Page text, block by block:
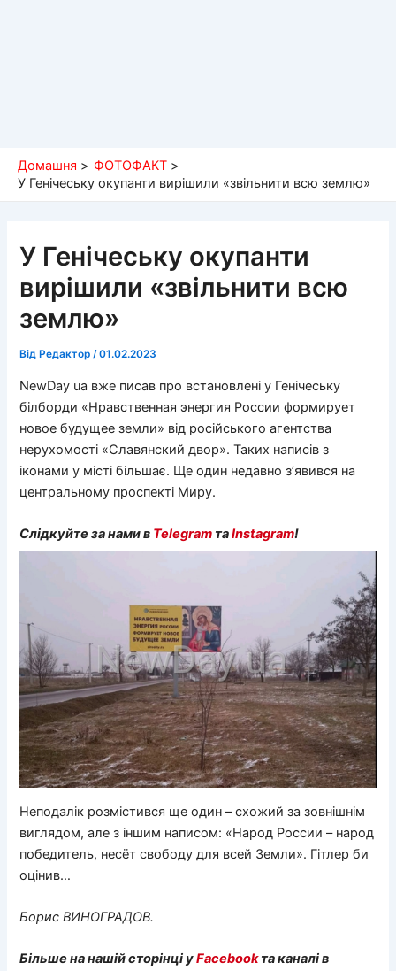
Домашня
ФОТОФАКТ
У Генічеську окупанти вирішили «звільнити всю землю»
У Генічеську окупанти
вирішили «звільнити всю
землю»
Від Редактор/01.02.2023
NewDay ua вже писав про встановлені у Генічеську
білборди «Нравственная энергия России формирует
новое будущее земли» від російського агентства
нерухомості «Славянский двор». Таких написів з
іконами у місті більшає. Ще один недавно з’явився на
центральному проспекті Миру.
Слідкуйте за нами в Telegram таInstagram!
Неподалік розмістився ще один – схожий за зовнішнім
виглядом, але з іншим написом: «Народ России – народ
победитель, несёт свободу для всей Земли». Гітлер би
оцінив…
Борис ВИНОГРАДОВ.
Більше на нашій сторінці уFacebookта каналі в